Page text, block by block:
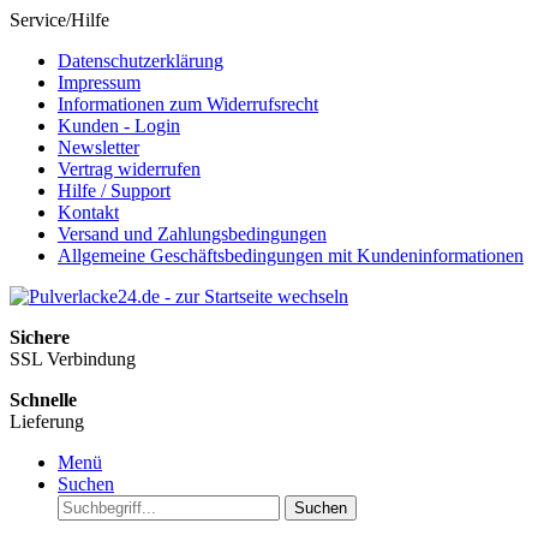
Service/Hilfe
Datenschutzerklärung
Impressum
Informationen zum Widerrufsrecht
Kunden - Login
Newsletter
Vertrag widerrufen
Hilfe / Support
Kontakt
Versand und Zahlungsbedingungen
Allgemeine Geschäftsbedingungen mit Kundeninformationen
Sichere
SSL Verbindung
Schnelle
Lieferung
Menü
Suchen
Suchen